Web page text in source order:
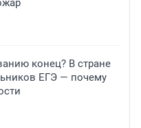
конец? В стране
ЕГЭ — почему